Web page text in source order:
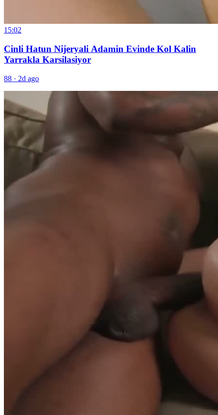
15:02
Cinli Hatun Nijeryali Adamin Evinde Kol Kalin
Yarrakla Karsilasiyor
88 · 2d ago